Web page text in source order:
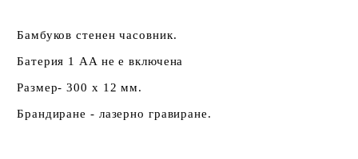
Бамбуков стенен часовник.
Батерия 1 AA не е включена
Размер- 300 х 12 мм.
Брандиране - лазерно гравиране.